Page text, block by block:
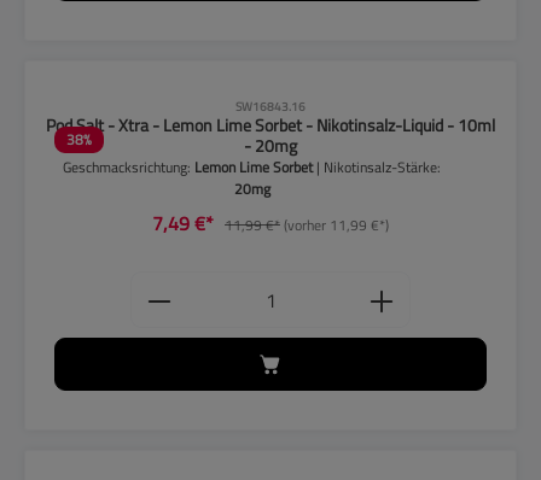
38%
SW16843.16
Pod Salt - Xtra - Lemon Lime Sorbet - Nikotinsalz-Liquid - 10ml
- 20mg
Geschmacksrichtung: Lemon Lime Sorbet| Nikotinsalz-Stärke:
20mg
7,49 €* 11,99 €*(vorher 11,99 €*)
Produkt Anzahl: Gib den